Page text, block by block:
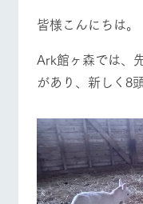
フラ
花のある美
自然環境の
季節の移り
りを存分に
う
ArkFarm
お知らせ
ブログ
牧場トップ
イベント/フェア
皆様こんにちは。
Ark館ヶ森では、
があり、新しく8